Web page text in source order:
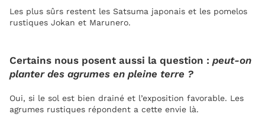
Les plus sûrs restent les Satsuma japonais et les pomelos
rustiques Jokan et Marunero.
Certains nous posent aussi la question : peut-on
planter des agrumes en pleine terre ?
Oui, si le sol est bien drainé et l’exposition favorable. Les
agrumes rustiques répondent a cette envie là.